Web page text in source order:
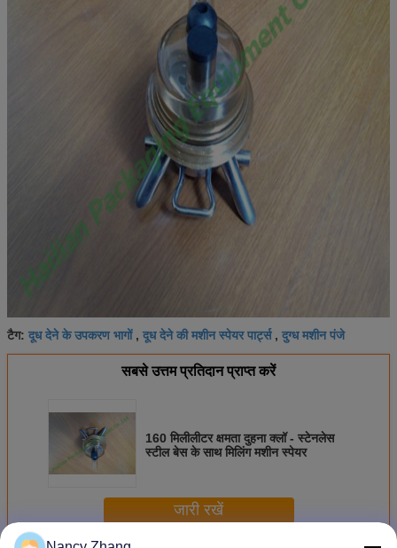
टैग: दूध देने के उपकरण भागों, दूध देने की मशीन स्पेयर पार्ट्स, दुग्ध मशीन पंजे
सबसे उत्तम प्रतिदान प्राप्त करें
160 मिलीलीटर क्षमता दुहना क्लॉ - स्टेनलेस
स्टील बेस के साथ मिलिंग मशीन स्पेयर
जारी रखें